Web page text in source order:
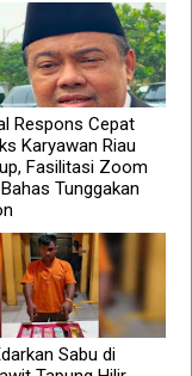
Respons Cepat
Karyawan Riau
Fasilitasi Zoom
Tunggakan
Sabu di